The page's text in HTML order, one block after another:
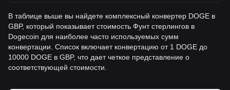
В таблице выше вы найдете комплексный конвертер DOGE в
GBP, который показывает стоимость Фунт стерлингов в
Dogecoin для наиболее часто используемых сумм
конвертации. Список включает конвертацию от 1 DOGE до
10000 DOGE в GBP, что дает четкое представление о
соответствующей стоимости.